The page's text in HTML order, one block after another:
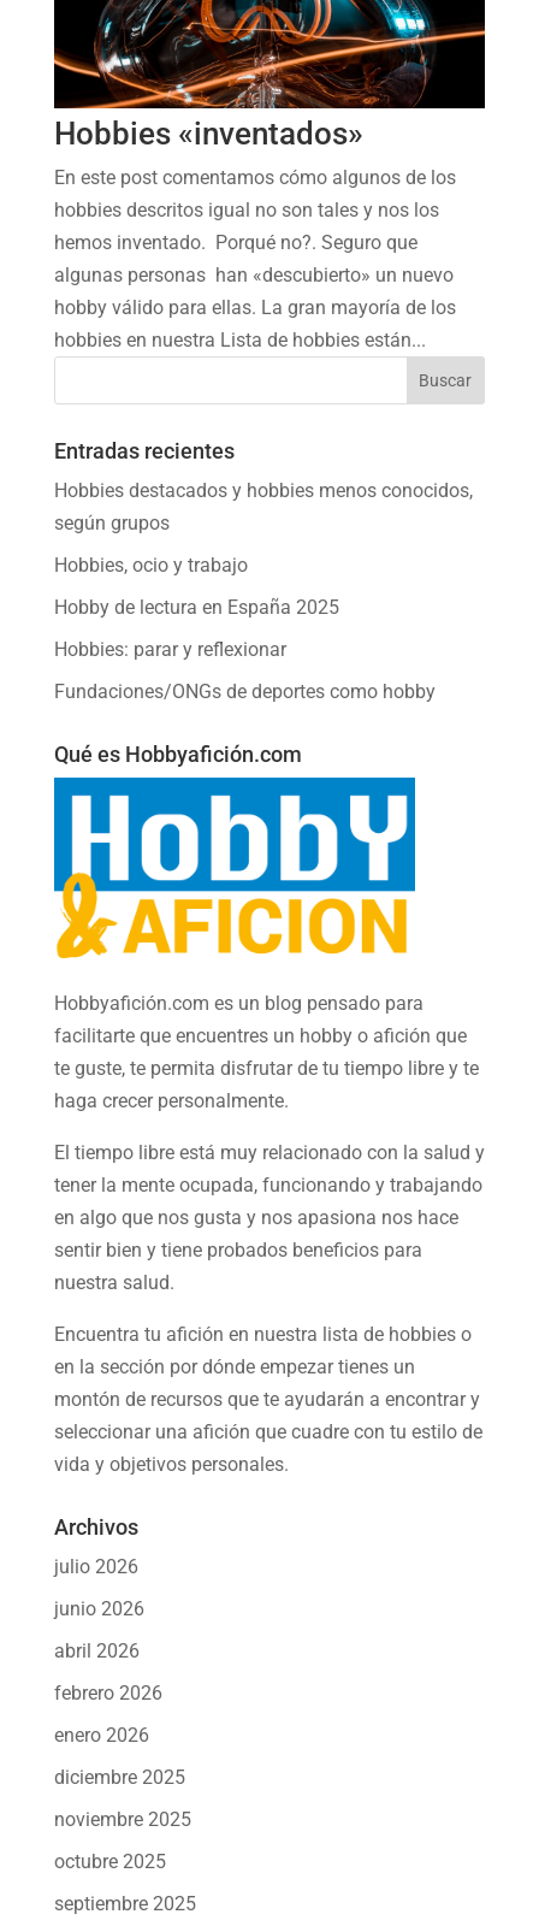
Hobbies «inventados»
En este post comentamos cómo algunos de los
hobbies descritos igual no son tales y nos los
hemos inventado. Porqué no?. Seguro que
algunas personas han «descubierto» un nuevo
hobby válido para ellas. La gran mayoría de los
hobbies en nuestra Lista de hobbies están...
Entradas recientes
Hobbies destacados y hobbies menos conocidos,
según grupos
Hobbies, ocio y trabajo
Hobby de lectura en España 2025
Hobbies: parar y reflexionar
Fundaciones/ONGs de deportes como hobby
Qué es Hobbyafición.com
Hobbyafición.com es un blog pensado para
facilitarte que encuentres un hobby o afición que
te guste, te permita disfrutar de tu tiempo libre y te
haga crecer personalmente.
El tiempo libre está muy relacionado con la salud y
tener la mente ocupada, funcionando y trabajando
en algo que nos gusta y nos apasiona nos hace
sentir bien y tiene probados beneficios para
nuestra salud.
Encuentra tu afición en nuestra lista de hobbieso
en la sección por dónde empezar tienes un
montón de recursos que te ayudarán a encontrar y
seleccionar una afición que cuadre con tu estilo de
vida y objetivos personales.
Archivos
julio 2026
junio 2026
abril 2026
febrero 2026
enero 2026
diciembre 2025
noviembre 2025
octubre 2025
septiembre 2025